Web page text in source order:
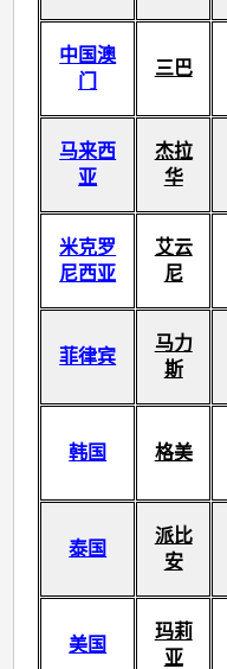
中国澳
门
三巴
马来西
亚
杰拉
华
米克罗
尼西亚
艾云
尼
菲律宾
马力
斯
韩国 格美
泰国
派比
安
美国
玛莉
亚